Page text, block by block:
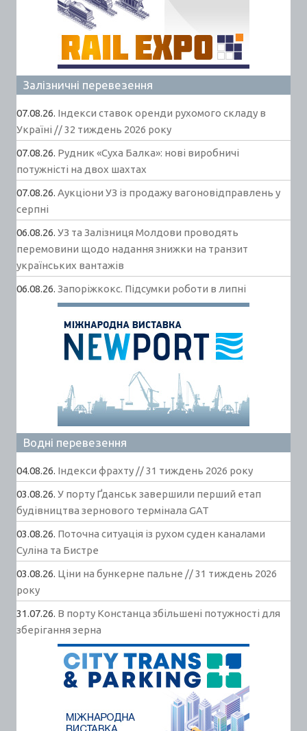
Залізничні перевезення
07.08.26. Індекси ставок оренди рухомого складу в
Україні // 32 тиждень 2026 року
07.08.26. Рудник «Суха Балка»: нові виробничі
потужністі на двох шахтах
07.08.26. Аукціони УЗ із продажу вагоновідправлень у
серпні
06.08.26. УЗ та Залізниця Молдови проводять
перемовини щодо надання знижки на транзит
українських вантажів
06.08.26. Запоріжкокс. Підсумки роботи в липні
Водні перевезення
04.08.26. Індекси фрахту // 31 тиждень 2026 року
03.08.26. У порту Ґданськ завершили перший етап
будівництва зернового термінала GAT
03.08.26. Поточна ситуація із рухом суден каналами
Суліна та Бистре
03.08.26. Ціни на бункерне пальне // 31 тиждень 2026
року
31.07.26. В порту Констанца збільшені потужності для
зберігання зерна